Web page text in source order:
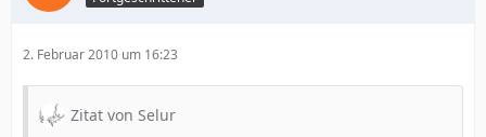
2. Februar 2010 um 16:23
Zitat von Selur